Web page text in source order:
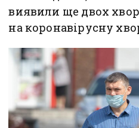
виявили ще двох
на коронавірусну